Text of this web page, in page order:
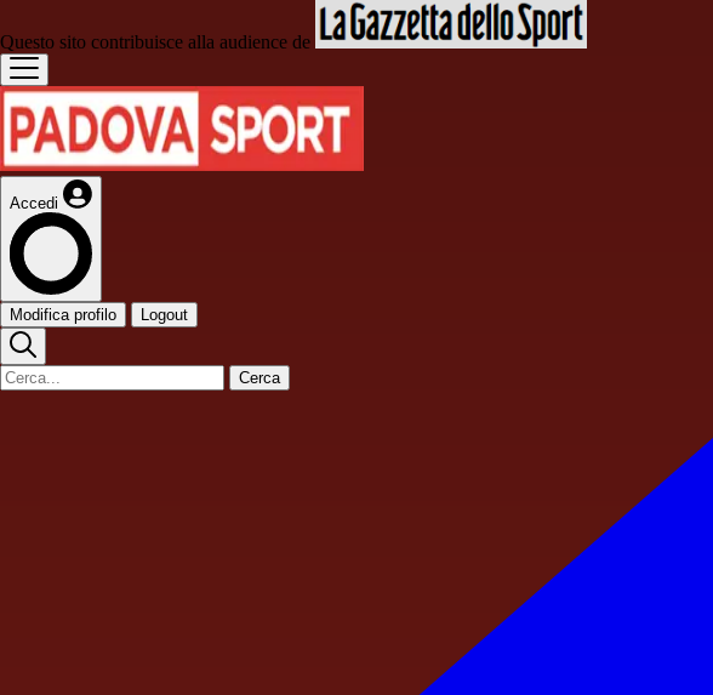
Questo sito contribuisce alla audience de
Accedi
Modifica profilo Logout
Cerca